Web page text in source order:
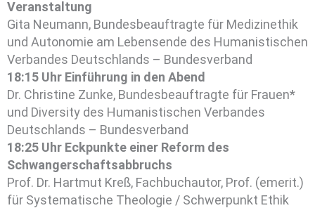
Veranstaltung
Gita Neumann, Bundesbeauftragte für Medizinethik
und Autonomie am Lebensende des Humanistischen
Verbandes Deutschlands – Bundesverband
18:15 Uhr Einführung in den Abend
Dr. Christine Zunke, Bundesbeauftragte für Frauen*
und Diversity des Humanistischen Verbandes
Deutschlands – Bundesverband
18:25 Uhr Eckpunkte einer Reform des
Schwangerschaftsabbruchs
Prof. Dr. Hartmut Kreß, Fachbuchautor, Prof. (emerit.)
für Systematische Theologie / Schwerpunkt Ethik